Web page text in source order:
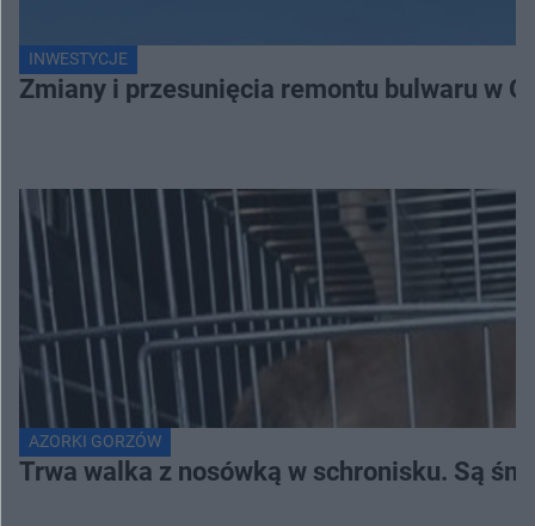
INWESTYCJE
Zmiany i przesunięcia remontu bulwaru w
AZORKI GORZÓW
Trwa walka z nosówką w schronisku. Są